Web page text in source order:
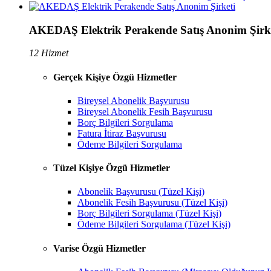
AKEDAŞ Elektrik Perakende Satış Anonim
12 Hizmet
Gerçek Kişiye Özgü Hizmetler
Bireysel Abonelik Başvurusu
Bireysel Abonelik Fesih Başvurusu
Borç Bilgileri Sorgulama
Fatura İtiraz Başvurusu
Ödeme Bilgileri Sorgulama
Tüzel Kişiye Özgü Hizmetler
Abonelik Başvurusu (Tüzel Kişi)
Abonelik Fesih Başvurusu (Tüzel Kişi)
Borç Bilgileri Sorgulama (Tüzel Kişi)
Ödeme Bilgileri Sorgulama (Tüzel Kişi)
Varise Özgü Hizmetler